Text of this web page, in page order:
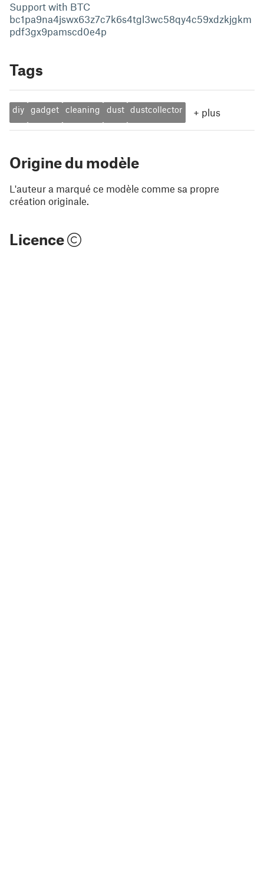
Support with BTC
bc1pa9na4jswx63z7c7k6s4tgl3wc58qy4c59xdzkjgkm
pdf3gx9pamscd0e4p
Tags
diy gadget cleaning dust dustcollector + plus
Origine du modèle
L'auteur a marqué ce modèle comme sa propre
création originale.
Licence